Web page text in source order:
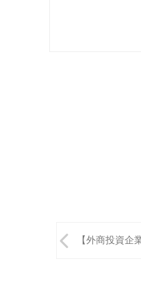
投
【外商投資企